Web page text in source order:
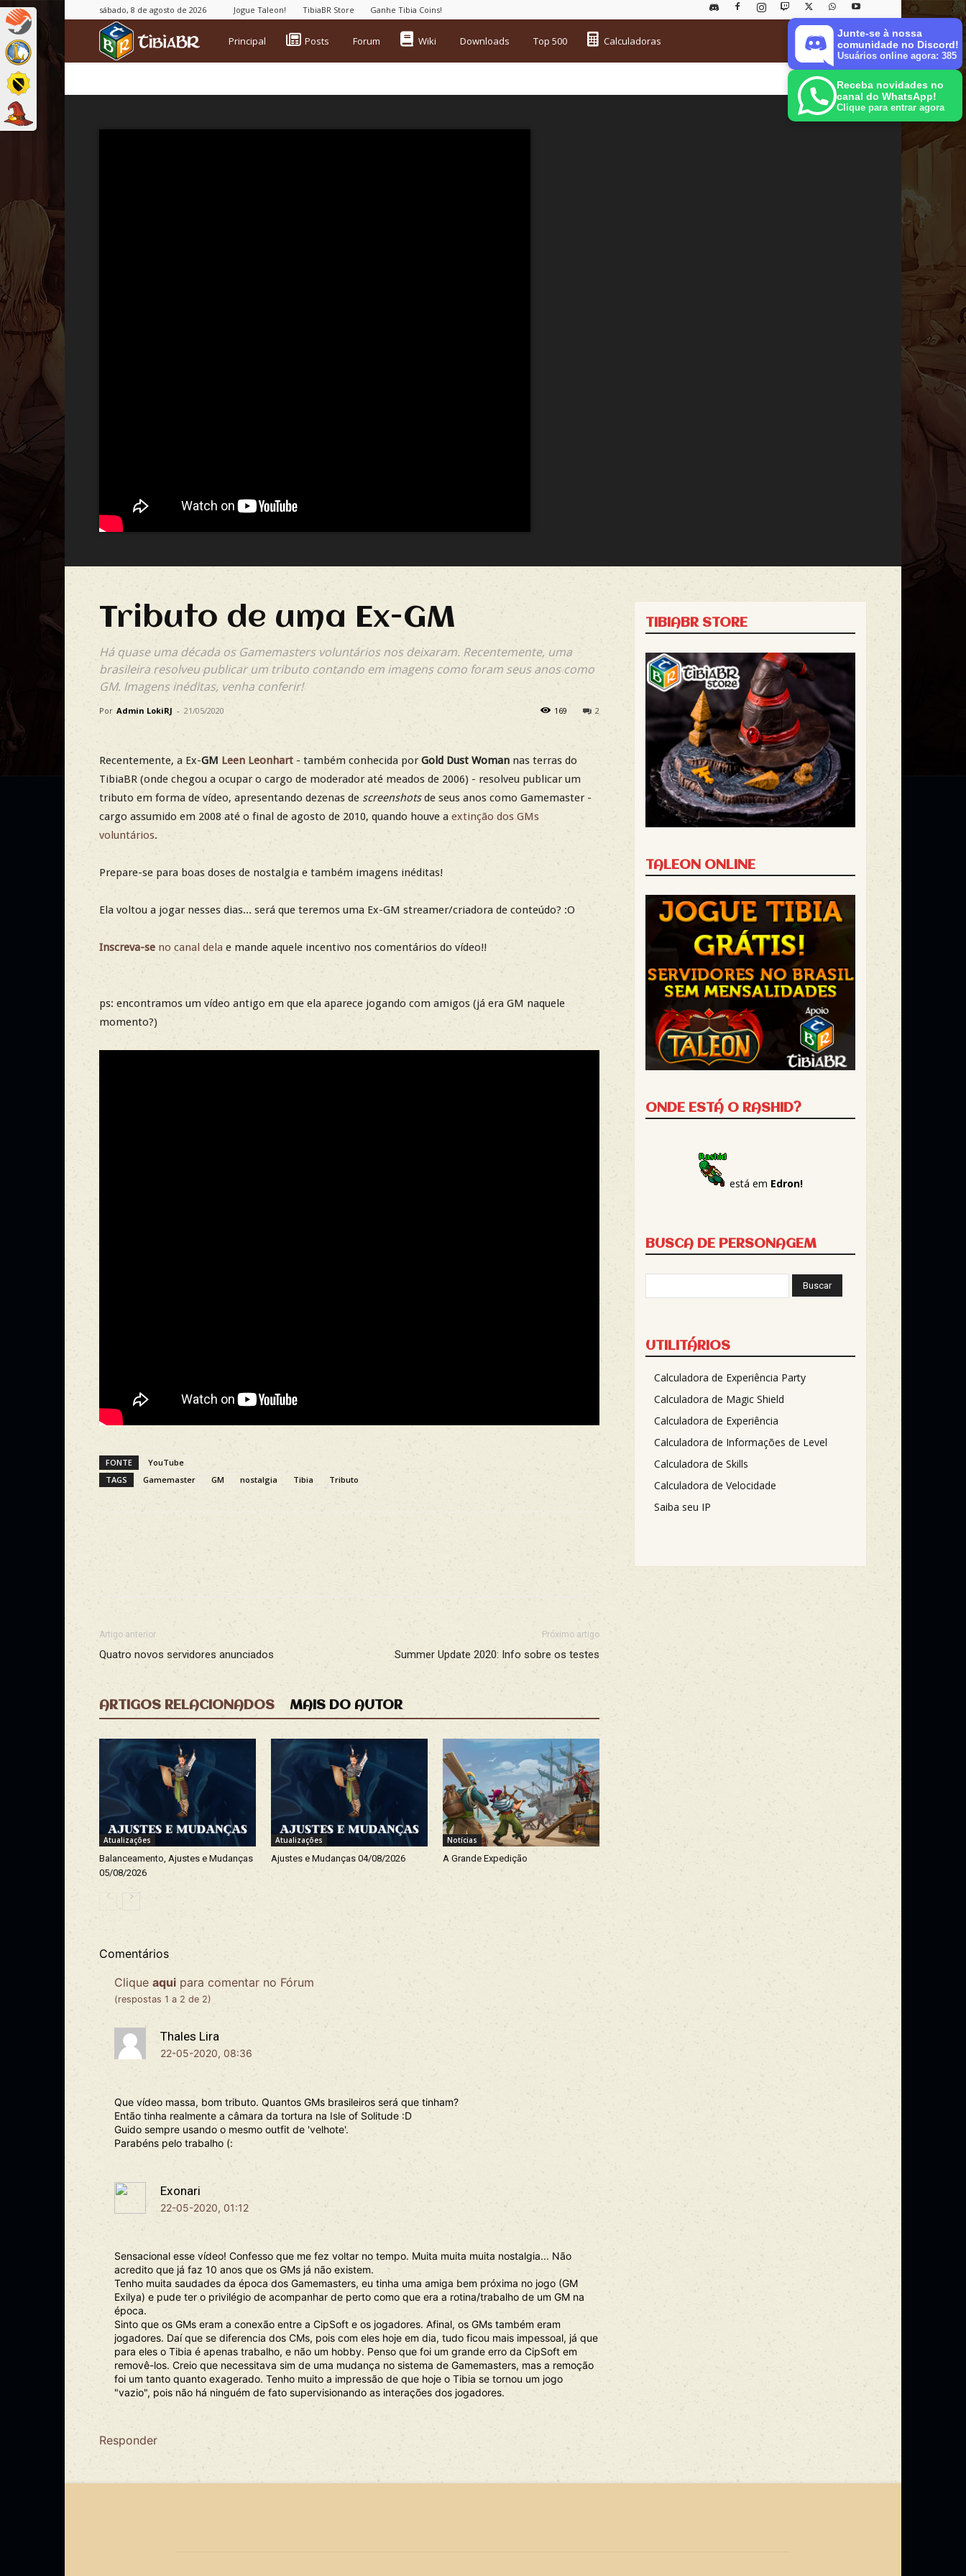
Junte-se à nossa
comunidade no Discord!
Usuários online agora: 385
Receba novidades no
canal do WhatsApp!
Clique para entrar agora
sábado, 8 de agosto de 2026 Jogue Taleon! TibiaBR Store Ganhe Tibia Coins!
TibiaBR
Principal Posts Forum Wiki Downloads Top 500 Calculadoras
Tributo de uma Ex-GM
Há quase uma década os Gamemasters voluntários nos deixaram. Recentemente, uma
brasileira resolveu publicar um tributo contando em imagens como foram seus anos como
GM. Imagens inéditas, venha conferir!
Por Admin LokiRJ - 21/05/2020 2
169
Recentemente, a Ex-GM Leen Leonhart - também conhecida porGold Dust Woman nas terras do
TibiaBR (onde chegou a ocupar o cargo de moderador até meados de 2006) - resolveu publicar um
tributo em forma de vídeo, apresentando dezenas de screenshotsde seus anos como Gamemaster -
cargo assumido em 2008 até o final de agosto de 2010, quando houve a extinção dos GMs
voluntários.
Prepare-se para boas doses de nostalgia e também imagens inéditas!
Ela voltou a jogar nesses dias... será que teremos uma Ex-GM streamer/criadora de conteúdo? :O
Inscreva-se no canal dela e mande aquele incentivo nos comentários do vídeo!!
ps: encontramos um vídeo antigo em que ela aparece jogando com amigos (já era GM naquele
momento?)
FONTE
YouTube
TAGS
Gamemaster GM nostalgia Tibia Tributo
Artigo anterior
Quatro novos servidores anunciados
Próximo artigo
Summer Update 2020: Info sobre os testes
ARTIGOS RELACIONADOS MAIS DO AUTOR
Atualizações
Balanceamento, Ajustes e Mudanças
05/08/2026
Atualizações
Ajustes e Mudanças 04/08/2026
Notícias
A Grande Expedição
Comentários
Clique aqui para comentar no Fórum
(respostas 1 a 2 de 2)
Thales Lira
22-05-2020, 08:36
Que vídeo massa, bom tributo. Quantos GMs brasileiros será que tinham?
Então tinha realmente a câmara da tortura na Isle of Solitude :D
Guido sempre usando o mesmo outfit de 'velhote'.
Parabéns pelo trabalho (:
Exonari
22-05-2020, 01:12
Sensacional esse vídeo! Confesso que me fez voltar no tempo. Muita muita muita nostalgia... Não
acredito que já faz 10 anos que os GMs já não existem.
Tenho muita saudades da época dos Gamemasters, eu tinha uma amiga bem próxima no jogo (GM
Exilya) e pude ter o privilégio de acompanhar de perto como que era a rotina/trabalho de um GM na
época.
Sinto que os GMs eram a conexão entre a CipSoft e os jogadores. Afinal, os GMs também eram
jogadores. Daí que se diferencia dos CMs, pois com eles hoje em dia, tudo ficou mais impessoal, já que
para eles o Tibia é apenas trabalho, e não um hobby. Penso que foi um grande erro da CipSoft em
removê-los. Creio que necessitava sim de uma mudança no sistema de Gamemasters, mas a remoção
foi um tanto quanto exagerado. Tenho muito a impressão de que hoje o Tibia se tornou um jogo
"vazio", pois não há ninguém de fato supervisionando as interações dos jogadores.
Responder
TIBIABR STORE
TALEON ONLINE
ONDE ESTÁ O RASHID?
está em Edron!
BUSCA DE PERSONAGEM
UTILITÁRIOS
Calculadora de Experiência Party
Calculadora de Magic Shield
Calculadora de Experiência
Calculadora de Informações de Level
Calculadora de Skills
Calculadora de Velocidade
Saiba seu IP